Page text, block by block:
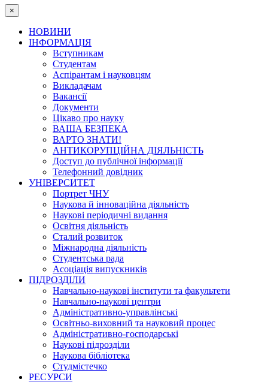
×
НОВИНИ
ІНФОРМАЦІЯ
Вступникам
Студентам
Аспірантам і науковцям
Викладачам
Вакансії
Документи
Цікаво про науку
ВАША БЕЗПЕКА
ВАРТО ЗНАТИ!
АНТИКОРУПЦІЙНА ДІЯЛЬНІСТЬ
Доступ до публічної інформації
Телефонний довідник
УНІВЕРСИТЕТ
Портрет ЧНУ
Наукова й інноваційна діяльність
Наукові періодичні видання
Освітня діяльність
Сталий розвиток
Міжнародна діяльність
Студентська рада
Асоціація випускників
ПІДРОЗДІЛИ
Навчально-наукові інститути та факультети
Навчально-наукові центри
Адміністративно-управлінські
Освітньо-виховний та науковий процес
Адміністративно-господарські
Наукові підрозділи
Наукова бібліотека
Студмістечко
РЕСУРСИ